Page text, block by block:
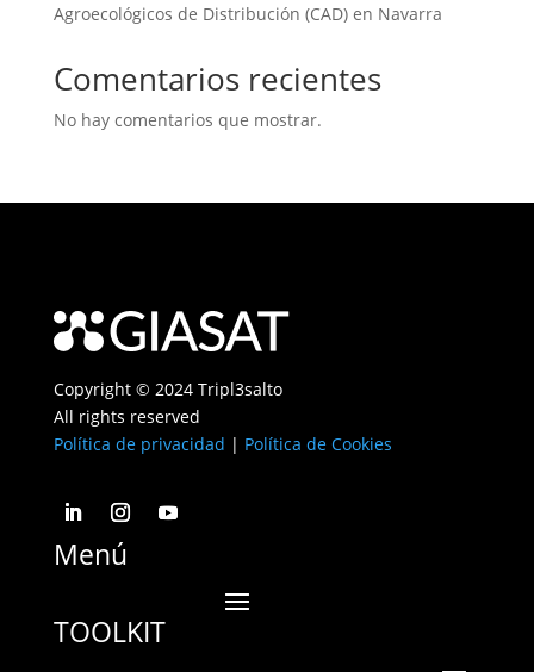
Agroecológicos de Distribución (CAD) en Navarra
Comentarios recientes
No hay comentarios que mostrar.
Copyright © 2024 Tripl3salto
All rights reserved
Política de privacidad | Política de Cookies
Menú
TOOLKIT